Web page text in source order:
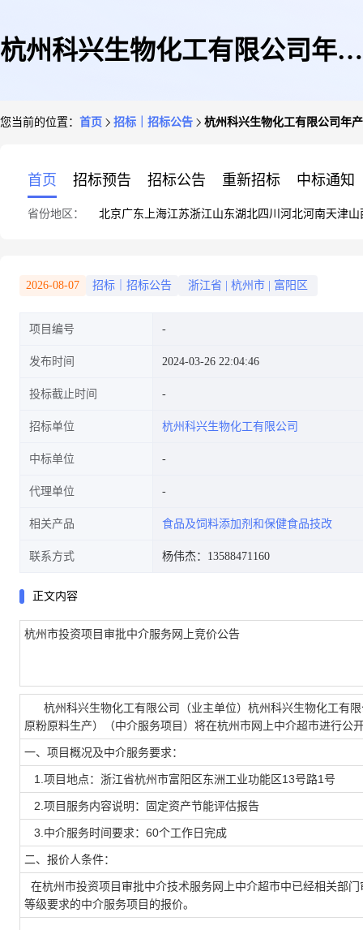
杭州科兴生物化工有限公司年产
粉原料生产)
您当前的位置： 首页 招标｜招标公告 杭州科兴生物化工有限公司年
首页 招标预告 招标公告 重新招标 中标通知
省份地区： 北京广东 上海江苏浙江山东湖北四川 河北河南天津山
2026-08-07 招标｜招标公告 浙江省 杭州市 富阳区
项目编号
发布时间 2024-03-26 22:04:46
投标截止时间
招标单位 杭州科兴生物化工有限公司
中标单位
代理单位
相关产品 食品及饲料添加剂和保健食品技改
联系方式 杨伟杰：13588471160
正文内容
杭州市投资项目审批中介服务网上竞价公告
杭州科兴生物化工有限公司（业主单位） 杭州科兴生物化工有
原粉原料生产）
（中介服务项目）将在杭州市网上中介超市进行公
一、项目概况及中介服务要求：
1.项目地点：浙江省杭州市富阳区东洲工业功能区13号路1号
2.项目服务内容说明：固定资产节能评估报告
3.中介服务时间要求：60个工作日完成
二、报价人条件：
在杭州市投资项目审批中介技术服务网上中介超市中已经相关部
等级要求的中介服务项目的报价。